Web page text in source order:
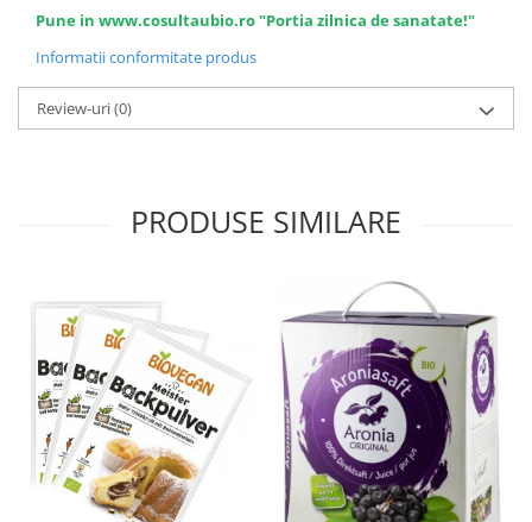
Pune in www.cosultaubio.ro "Portia zilnica de sanatate!"
Informatii conformitate produs
Review-uri(0)
PRODUSE SIMILARE